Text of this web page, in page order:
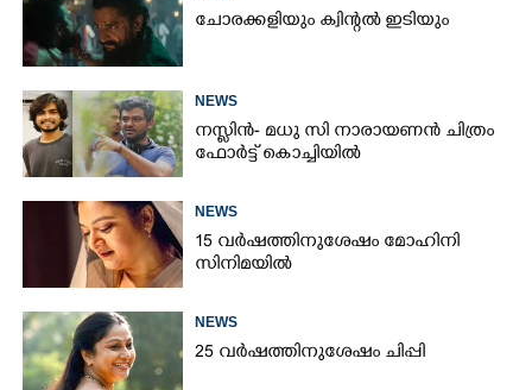
ചോരക്കളിയും ക്വിന്റൽ ഇടിയും
NEWS
നസ്ലിൻ- മധു സി നാരായണൻ ചിത്രം
ഫോർട്ട് കൊച്ചിയിൽ
NEWS
15 വർഷത്തിനുശേഷം മോഹിനി
സിനിമയിൽ
NEWS
25 വർഷത്തിനുശേഷം ചിപ്പി